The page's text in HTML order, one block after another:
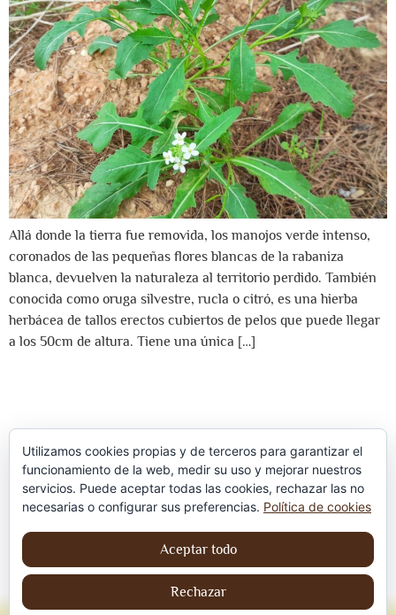
Allá donde la tierra fue removida, los manojos verde intenso,
coronados de las pequeñas flores blancas de la rabaniza
blanca, devuelven la naturaleza al territorio perdido. También
conocida como oruga silvestre, rucla o citró, es una hierba
herbácea de tallos erectos cubiertos de pelos que puede llegar
a los 50cm de altura. Tiene una única […]
Política de privacidad
Aviso Legal
Política de cookies
Utilizamos cookies propias y de terceros para garantizar el
funcionamiento de la web, medir su uso y mejorar nuestros
servicios. Puede aceptar todas las cookies, rechazar las no
necesarias o configurar sus preferencias. Política de cookies
Aceptar todo
Rechazar